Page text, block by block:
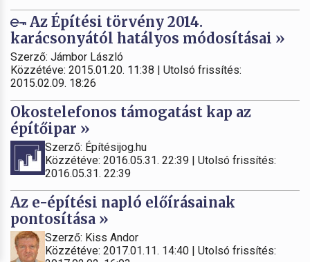
Az Építési törvény 2014.
karácsonyától hatályos módosításai »
Szerző: Jámbor László
Közzétéve: 2015.01.20. 11:38 | Utolsó frissítés:
2015.02.09. 18:26
Okostelefonos támogatást kap az
építőipar »
Szerző: Építésijog.hu
Közzétéve: 2016.05.31. 22:39 | Utolsó frissítés:
2016.05.31. 22:39
Az e-építési napló előírásainak
pontosítása »
Szerző: Kiss Andor
Közzétéve: 2017.01.11. 14:40 | Utolsó frissítés: